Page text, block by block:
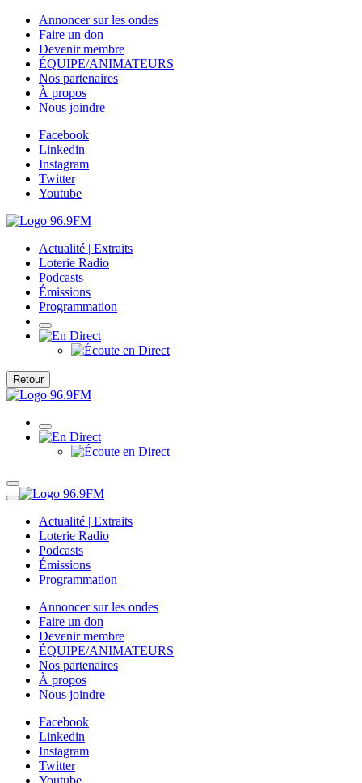
Annoncer sur les ondes
Faire un don
Devenir membre
ÉQUIPE/ANIMATEURS
Nos partenaires
À propos
Nous joindre
Facebook
Linkedin
Instagram
Twitter
Youtube
Actualité | Extraits
Loterie Radio
Podcasts
Émissions
Programmation
Retour
Actualité | Extraits
Loterie Radio
Podcasts
Émissions
Programmation
Annoncer sur les ondes
Faire un don
Devenir membre
ÉQUIPE/ANIMATEURS
Nos partenaires
À propos
Nous joindre
Facebook
Linkedin
Instagram
Twitter
Youtube